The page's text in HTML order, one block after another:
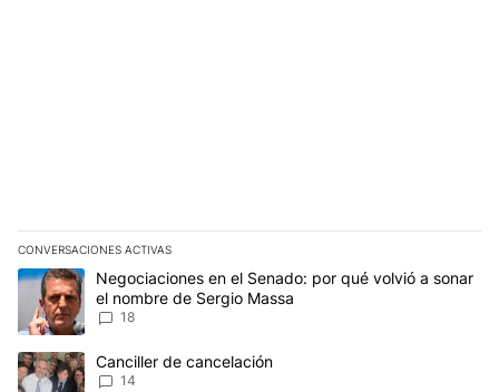
CONVERSACIONES ACTIVAS
Este listado muestra los artículos con más comentarios en los
Un artículo de tendencia con el título "Negociaciones en el
Negociaciones en el Senado: por qué volvió a sonar
el nombre de Sergio Massa
18
Un artículo de tendencia con el título "Canciller de cancelación"
Canciller de cancelación
14